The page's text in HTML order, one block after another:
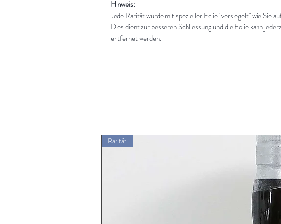
Hinweis:
Jede Rarität wurde mit spezieller Folie "versiegelt" wie Sie
Dies dient zur besseren Schliessung und die Folie kann
entfernet werden.
Rarität